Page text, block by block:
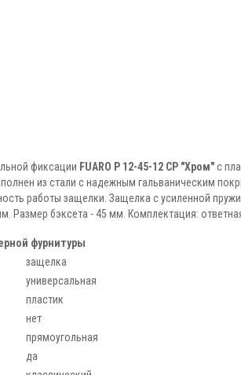
фиксации FUARO P 12-45-12 CP "Хром"с
из стали с надежным гальваническим
работы защелки. Защелка с усиленной
Размер бэксета - 45 мм. Комплектация:
фурнитуры
защелка
универсальная
пластик
нет
прямоугольная
да